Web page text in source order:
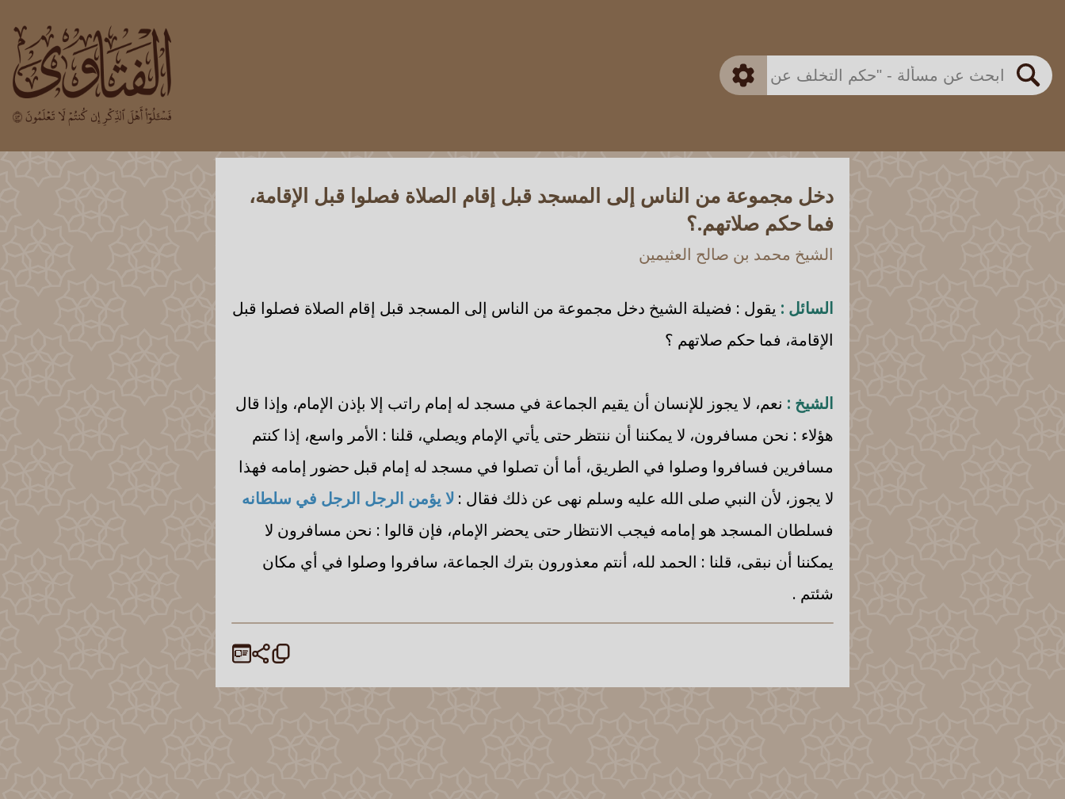
بحث
اللجنة الدائمة
متقدم
دخل مجموعة من الناس إلى المسجد قبل إقام الصلاة فصلوا قبل الإقامة،
فما حكم صلاتهم.؟
الشيخ محمد بن صالح العثيمين
السائل : يقول : فضيلة الشيخ دخل مجموعة من الناس إلى المسجد قبل إقام الصلاة فصلوا قبل
الإقامة، فما حكم صلاتهم ؟
الشيخ : نعم، لا يجوز للإنسان أن يقيم الجماعة في مسجد له إمام راتب إلا بإذن الإمام، وإذا قال
هؤلاء : نحن مسافرون، لا يمكننا أن ننتظر حتى يأتي الإمام ويصلي، قلنا : الأمر واسع، إذا كنتم
مسافرين فسافروا وصلوا في الطريق، أما أن تصلوا في مسجد له إمام قبل حضور إمامه فهذا
لا يجوز، لأن النبي صلى الله عليه وسلم نهى عن ذلك فقال : لا يؤمن الرجل الرجل في سلطانه
فسلطان المسجد هو إمامه فيجب الانتظار حتى يحضر الإمام، فإن قالوا : نحن مسافرون لا
يمكننا أن نبقى، قلنا : الحمد لله، أنتم معذورون بترك الجماعة، سافروا وصلوا في أي مكان
شئتم .